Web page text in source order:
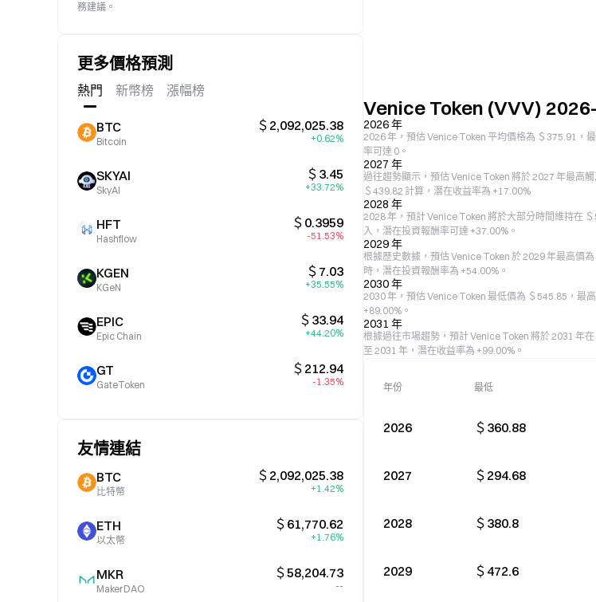
務建議。
更多價格預測
熱門 新幣榜 漲幅榜
BTC
Bitcoin
＄2,092,025.38
+0.62%
SKYAI
SkyAI
＄3.45
+33.72%
HFT
Hashflow
＄0.3959
-51.53%
KGEN
KGeN
＄7.03
+35.55%
EPIC
Epic Chain
＄33.94
+44.20%
GT
GateToken
＄212.94
-1.35%
友情連結
BTC
比特幣
＄2,092,025.38
+1.42%
ETH
以太幣
＄61,770.62
+1.76%
MKR
MakerDAO
＄58,204.73
--
Venice Token (VVV)
2026 年
2026 年，預估 Venice Token 平均價格為 ＄375.91，
率可達 0。
2027 年
過往趨勢顯示，預估 Venice Token 將於 2027 年最高
＄439.82 計算，潛在收益率為 +17.00%
2028 年
2028 年，預計 Venice Token 將於大部分時間維持在
入，潛在投資報酬率可達 +37.00%。
2029 年
根據歷史數據，預估 Venice Token 於 2029 年最高價
時，潛在投資報酬率為 +54.00%。
2030 年
2030 年，預估 Venice Token 最低價為 ＄545.85，最
+89.00%。
2031 年
根據過往市場趨勢，預計 Venice Token 將於 2031 年
至 2031 年，潛在收益率為 +99.00%。
年份 最低
2026 ＄360.88
2027 ＄294.68
2028 ＄380.8
2029 ＄472.6